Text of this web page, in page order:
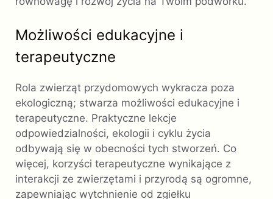
Możliwości edukacyjne i
terapeutyczne
Rola zwierząt przydomowych wykracza poza
ekologiczną; stwarza możliwości edukacyjne i
terapeutyczne. Praktyczne lekcje
odpowiedzialności, ekologii i cyklu życia
odbywają się w obecności tych stworzeń. Co
więcej, korzyści terapeutyczne wynikające z
interakcji ze zwierzętami i przyrodą są ogromne,
zapewniając wytchnienie od zgiełku